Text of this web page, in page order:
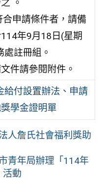
。
申請條件者，請備
年9月18日(星期
處註冊組。
件請參閱附件。
給付設置辦法、申請
學金證明單
人詹氏社會福利獎助
青年局辦理「114年
活動